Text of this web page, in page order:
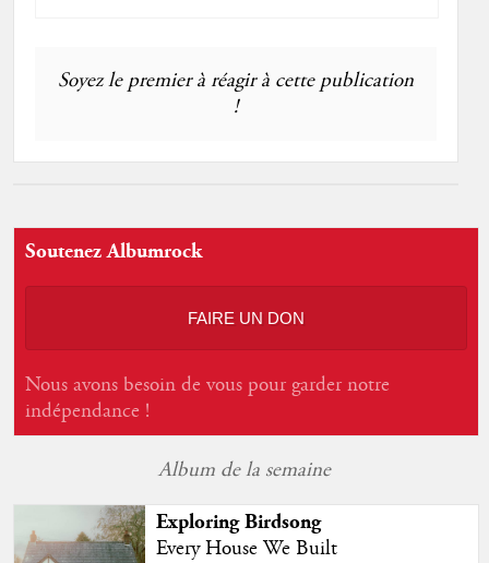
Soyez le premier à réagir à cette publication
!
Soutenez Albumrock
FAIRE UN DON
Nous avons besoin de vous pour garder notre
indépendance !
Album de la semaine
Exploring Birdsong
Every House We Built